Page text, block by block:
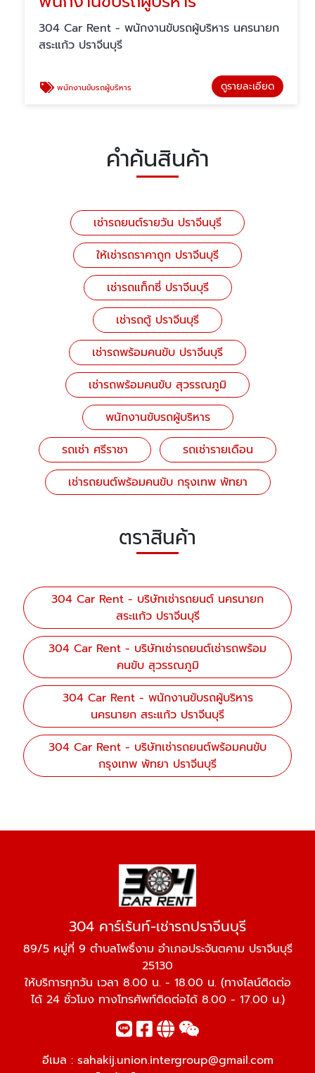
304 Car Rent - พนักงานขับรถผู้บริหาร นครนายก
สระแก้ว ปราจีนบุรี
พนักงานขับรถผู้บริหาร ดูรายละเอียด
คำค้นสินค้า
เช่ารถยนต์รายวัน ปราจีนบุรี
ให้เช่ารถราคาถูก ปราจีนบุรี
เช่ารถแท็กซี่ ปราจีนบุรี
เช่ารถตู้ ปราจีนบุรี
เช่ารถพร้อมคนขับ ปราจีนบุรี
เช่ารถพร้อมคนขับ สุวรรณภูมิ
พนักงานขับรถผู้บริหาร
รถเช่า ศรีราชา
รถเช่ารายเดือน
เช่ารถยนต์พร้อมคนขับ กรุงเทพ พัทยา
ตราสินค้า
304 Car Rent - บริษัทเช่ารถยนต์ นครนายก
สระแก้ว ปราจีนบุรี
304 Car Rent - บริษัทเช่ารถยนต์เช่ารถพร้อม
คนขับ สุวรรณภูมิ
304 Car Rent - พนักงานขับรถผู้บริหาร
นครนายก สระแก้ว ปราจีนบุรี
304 Car Rent - บริษัทเช่ารถยนต์พร้อมคนขับ
กรุงเทพ พัทยา ปราจีนบุรี
304 คาร์เร้นท์-เช่ารถปราจีนบุรี
89/5 หมู่ที่ 9 ตำบลโพธิ์งาม อำเภอประจันตคาม ปราจีนบุรี
25130
ให้บริการทุกวัน เวลา 8.00 น. - 18.00 น. (ทางไลน์ติดต่อ
ได้ 24 ชั่วโมง ทางโทรศัพท์ติดต่อได้ 8.00 - 17.00 น.)
อีเมล : sahakij.union.intergroup@gmail.com